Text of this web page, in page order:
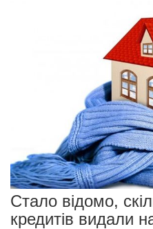
Стало відомо,
кредитів видали